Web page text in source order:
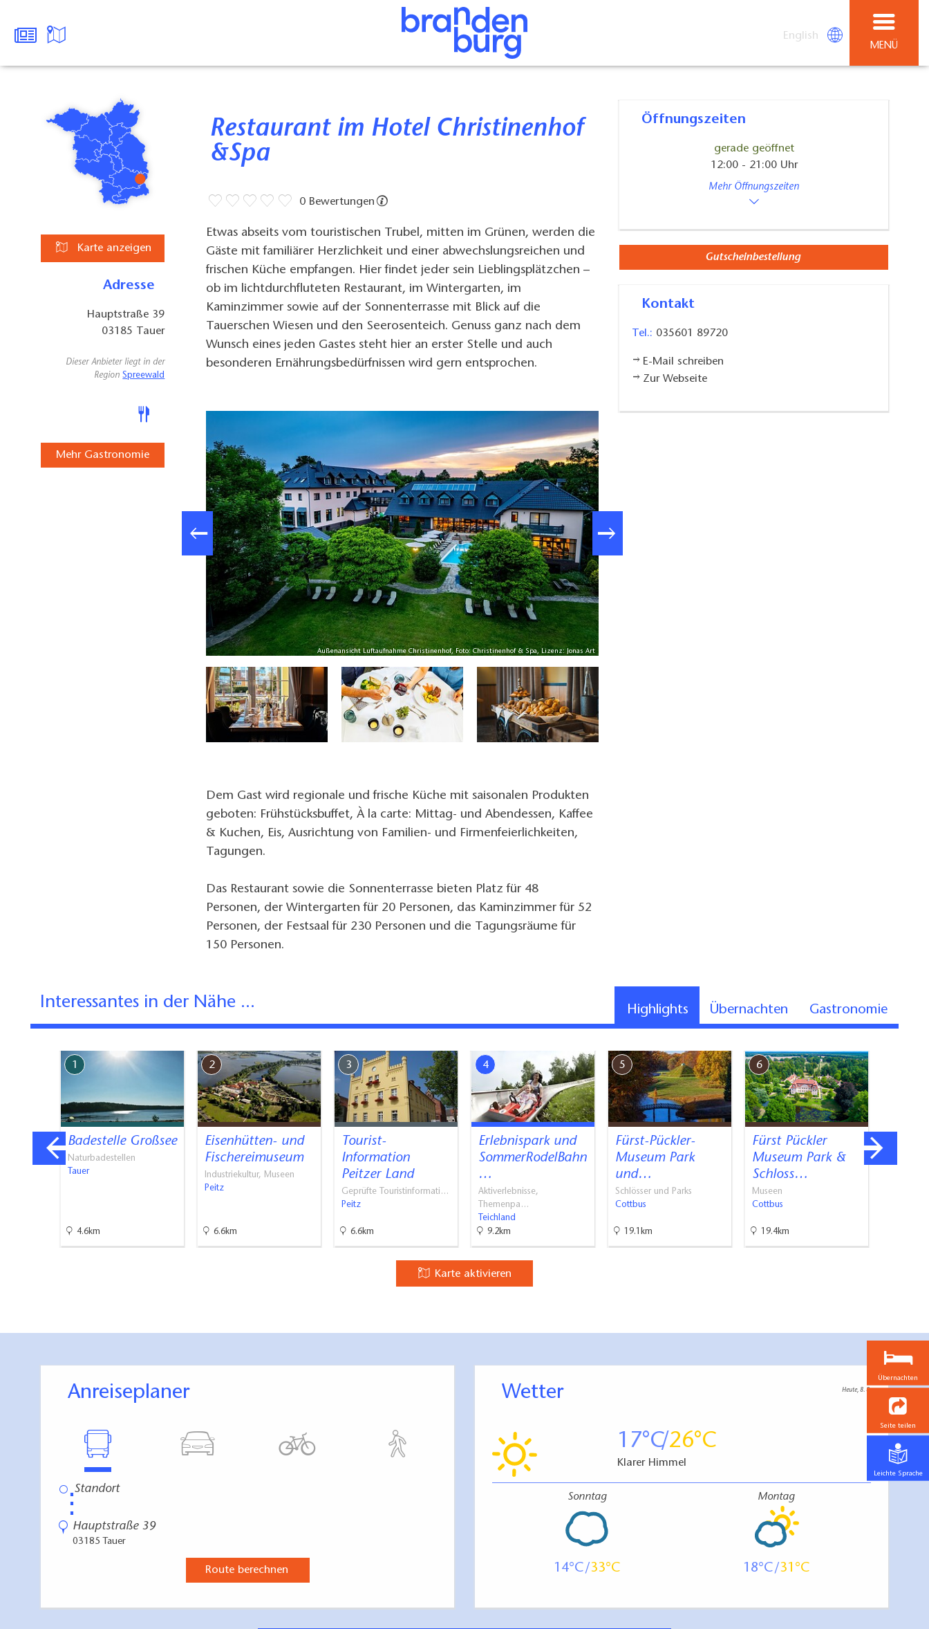
English
MENÜ
Karte anzeigen
Adresse
Hauptstraße 39
03185
Tauer
Dieser Anbieter liegt in der
RegionSpreewald
Mehr Gastronomie
Restaurant im Hotel Christinenhof
&Spa
0 Bewertungen
Etwas abseits vom touristischen Trubel, mitten im Grünen, werden die
Gäste mit familiärer Herzlichkeit und einer abwechslungsreichen und
frischen Küche empfangen. Hier findet jeder sein Lieblingsplätzchen –
ob im lichtdurchfluteten Restaurant, im Wintergarten, im
Kaminzimmer sowie auf der Sonnenterrasse mit Blick auf die
Tauerschen Wiesen und den Seerosenteich. Genuss ganz nach dem
Wunsch eines jeden Gastes steht hier an erster Stelle und auch
besonderen Ernährungsbedürfnissen wird gern entsprochen.
Außenansicht Luftaufnahme Christinenhof, Foto: Christinenhof & Spa, Lizenz: Jonas Art
Dem Gast wird regionale und frische Küche mit saisonalen Produkten
geboten: Frühstücksbuffet, À la carte: Mittag- und Abendessen, Kaffee
& Kuchen, Eis, Ausrichtung von Familien- und Firmenfeierlichkeiten,
Tagungen.
Das Restaurant sowie die Sonnenterrasse bieten Platz für 48
Personen, der Wintergarten für 20 Personen, das Kaminzimmer für 52
Personen, der Festsaal für 230 Personen und die Tagungsräume für
150 Personen.
Öffnungszeiten
gerade geöffnet
12:00 - 21:00 Uhr
Mehr Öffnungszeiten
Gutscheinbestellung
Kontakt
Tel.: 035601 89720
E-Mail schreiben
Zur Webseite
Interessantes in der Nähe ... Highlights Übernachten Gastronomie
1
Badestelle Großsee
Naturbadestellen
Tauer
4.6km
2
Eisenhütten- und
Fischereimuseum
Industriekultur, Museen
Peitz
6.6km
3
Tourist-
Information
Peitzer Land
Geprüfte Touristinformati…
Peitz
6.6km
4
Erlebnispark und
SommerRodelBahn
…
Aktiverlebnisse,
Themenpa…
Teichland
9.2km
5
Fürst-Pückler-
Museum Park
und…
Schlösser und Parks
Cottbus
19.1km
6
Fürst Pückler
Museum Park &
Schloss…
Museen
Cottbus
19.4km
Karte aktivieren
Anreiseplaner
⋮
Hauptstraße 39
03185 Tauer
Route berechnen
Wetter Heute, 8. 8.
17 26
Klarer Himmel
Sonntag
14 33
Montag
18 31
Übernachten
Seite teilen
Leichte Sprache